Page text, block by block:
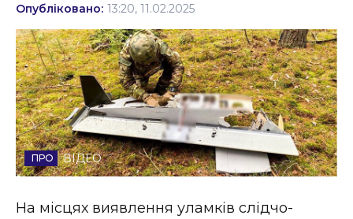
Події
Політика
Соціум
Спорт
Стиль життя
Опубліковано: 13:20, 11.02.2025
ВІДЕО
На місцях виявлення уламків слідчо-